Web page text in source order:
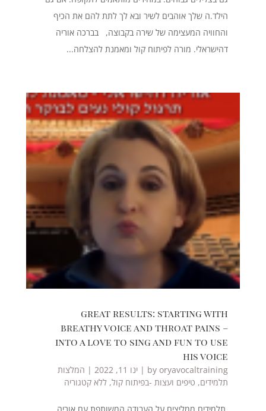
הילד.ה שלך אוהבים לשיר ובא לך לתת להם את הכיף
והחוויה המעצימה של שירה בקבוצה, בברכה אוריה
דהישראלי. מורה לפיתוח קול ומאמנת להצלחה...
great results: starting with
breathy voice and throat pains –
into a love to sing and fun to use
his voice
by oryavocaltraining
| ינו 11, 2022 | המלצות
תלמידים, טיפים ועצות -בפיתוח קול, ללא קטגוריה